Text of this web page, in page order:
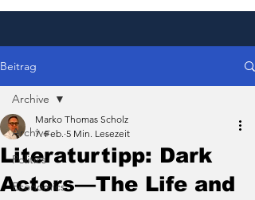
Beitrag
Archive
Politics
Economics
Archive
Literaturtipp: Dark
Actors—The Life and
Marko Thomas Scholz
7. Feb. 5 Min. Lesezeit